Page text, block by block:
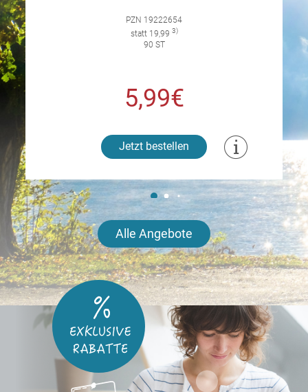
PZN 19222654
statt 19,99 3)
90 ST
5,99€
Jetzt bestellen
Alle Angebote